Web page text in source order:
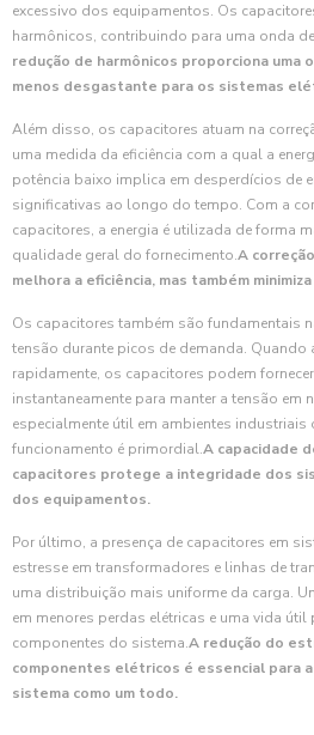
excessivo dos equipamentos. Os
harmônicos, contribuindo para uma onda
redução de harmônicos proporciona uma
menos desgastante para os sistemas
Além disso, os capacitores atuam na
uma medida da eficiência com a qual a
potência baixo implica em desperdícios de
significativas ao longo do tempo. Com a
capacitores, a energia é utilizada de forma
qualidade geral do fornecimento.A
melhora a eficiência, mas também
Os capacitores também são fundamentais
tensão durante picos de demanda. Quando
rapidamente, os capacitores podem
instantaneamente para manter a tensão em
especialmente útil em ambientes
funcionamento é primordial.A capacidade
capacitores protege a integridade dos
dos equipamentos.
Por último, a presença de capacitores em
estresse em transformadores e linhas de
uma distribuição mais uniforme da carga.
em menores perdas elétricas e uma vida
componentes do sistema.A redução do
componentes elétricos é essencial para
sistema como um todo.